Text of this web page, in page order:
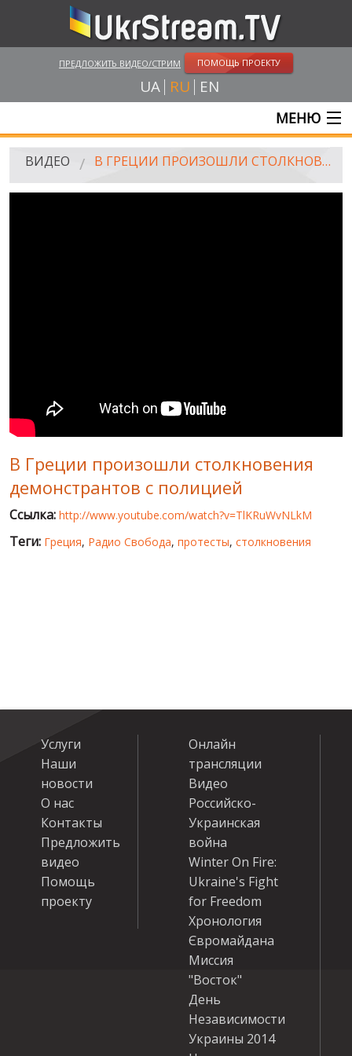
ПРЕДЛОЖИТЬ ВИДЕО/СТРИМ ПОМОЩЬ ПРОЕКТУ
UA RU EN
МЕНЮ
ГЛАВНАЯ
ПУБЛИЧНЫЕ ЛЮДИ
РОССИЙСКО-УКРАИНСКАЯ ВОЙНА
WINTER ON FIRE: UKRAINE'S FIGHT FOR FREEDOM
ХРОНОЛОГИЯ ЄВРОМАЙДАНА
ВИДЕО В ГРЕЦИИ ПРОИЗОШЛИ СТОЛКНОВЕНИЯ ДЕМОНСТРАНТОВ С ПОЛИЦИЕЙ
В Греции произошли столкновения
демонстрантов с полицией
Ссылка: http://www.youtube.com/watch?v=TlKRuWvNLkM
Теги: Греция, Радио Свобода, протесты, столкновения
Услуги
Наши
новости
О нас
Контакты
Предложить
видео
Помощь
проекту
Онлайн
трансляции
Видео
Российско-
Украинская
война
Winter On Fire:
Ukraine's Fight
for Freedom
Хронология
Євромайдана
Миссия
"Восток"
День
Независимости
Украины 2014